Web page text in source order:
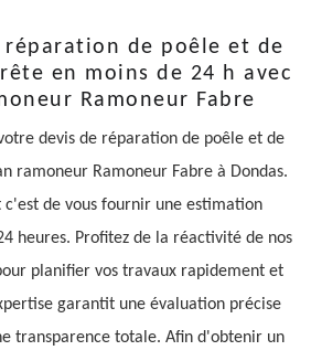
réparation de poêle et de
en moins de 24 h avec
Ramoneur Fabre
devis de réparation de poêle et de
ramoneur Ramoneur Fabre à Dondas.
c'est de vous fournir une estimation
heures. Profitez de la réactivité de nos
planifier vos travaux rapidement et
garantit une évaluation précise
transparence totale. Afin d'obtenir un